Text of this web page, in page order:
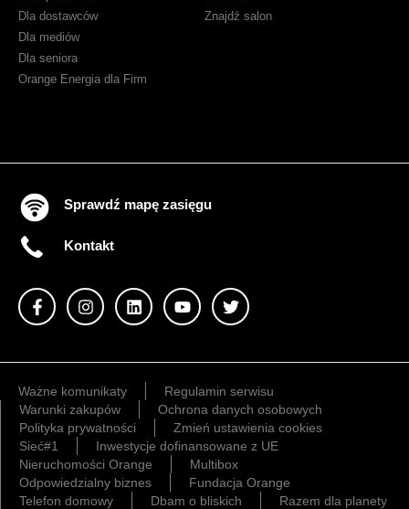
Dla dostawców
Dla mediów
Dla seniora
Orange Energia dla Firm
Znajdź salon
Sprawdź mapę zasięgu
Kontakt
Ważne komunikaty
Regulamin serwisu
Warunki zakupów
Ochrona danych osobowych
Polityka prywatności
Zmień ustawienia cookies
Sieć#1
Inwestycje dofinansowane z UE
Nieruchomości Orange
Multibox
Odpowiedzialny biznes
Fundacja Orange
Telefon domowy
Dbam o bliskich Razem dla planety